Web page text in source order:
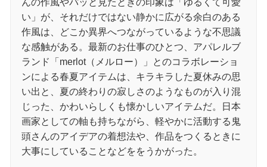
んの作風やパッと見たときの印象は「ゆるくて可愛
い」が、それだけではない静かに広がる余白のある
作風は、どこか異界へつながっているような不思議
な感触がある。最新のお仕事のひとつ、アパレルブ
ランド「merlot（メルロー）」とのコラボレーショ
ンによる春夏アイテムは、キラキラした夏休みの思
い出と、夏の終わりの寂しさのようなものが入り混
じった、かわいらしくも懐かしいアイテムだ。日本
画家としての軸も持ちながら、軽やかに活動する鬼
頭さんのアイデアの着想法や、作品をつくるときに
大事にしていることなどををうかがった。